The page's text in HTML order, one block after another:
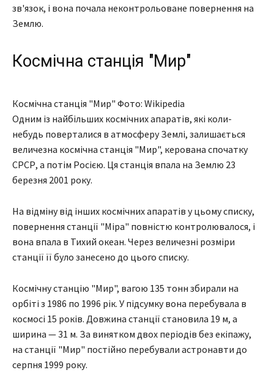
зв'язок, і вона почала неконтрольоване повернення на
Землю.
Космічна станція "Мир"
Космічна станція "Мир" Фото: Wikipedia
Одним із найбільших космічних апаратів, які коли-
небудь поверталися в атмосферу Землі, залишається
величезна космічна станція "Мир", керована спочатку
СРСР, а потім Росією. Ця станція впала на Землю 23
березня 2001 року.
На відміну від інших космічних апаратів у цьому списку,
повернення станції "Міра" повністю контролювалося, і
вона впала в Тихий океан. Через величезні розміри
станції її було занесено до цього списку.
Космічну станцію "Мир", вагою 135 тонн збирали на
орбіті з 1986 по 1996 рік. У підсумку вона перебувала в
космосі 15 років. Довжина станції становила 19 м, а
ширина — 31 м. За винятком двох періодів без екіпажу,
на станції "Мир" постійно перебували астронавти до
серпня 1999 року.